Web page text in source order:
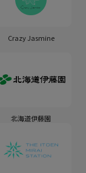
Crazy Jasmine
北海道伊藤園